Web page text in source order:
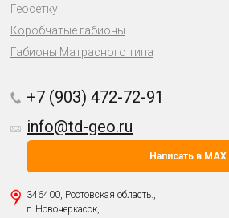
Геосетку
Коробчатые габионы
Габионы Матрасного типа
+7 (903) 472-72-91
info@td-geo.ru
Написать в MAX
346400, Ростовская область.,
г. Новочеркасск,